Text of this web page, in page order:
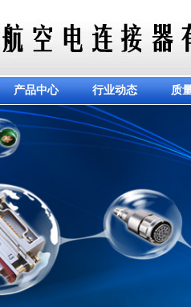
产品中心 行业动态 质